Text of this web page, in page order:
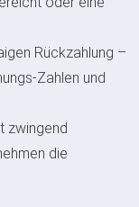
Rückzahlung –
Zahlen und
zwingend
die